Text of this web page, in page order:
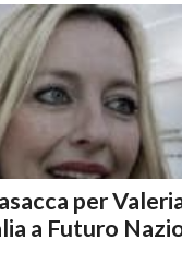
per
a Futuro